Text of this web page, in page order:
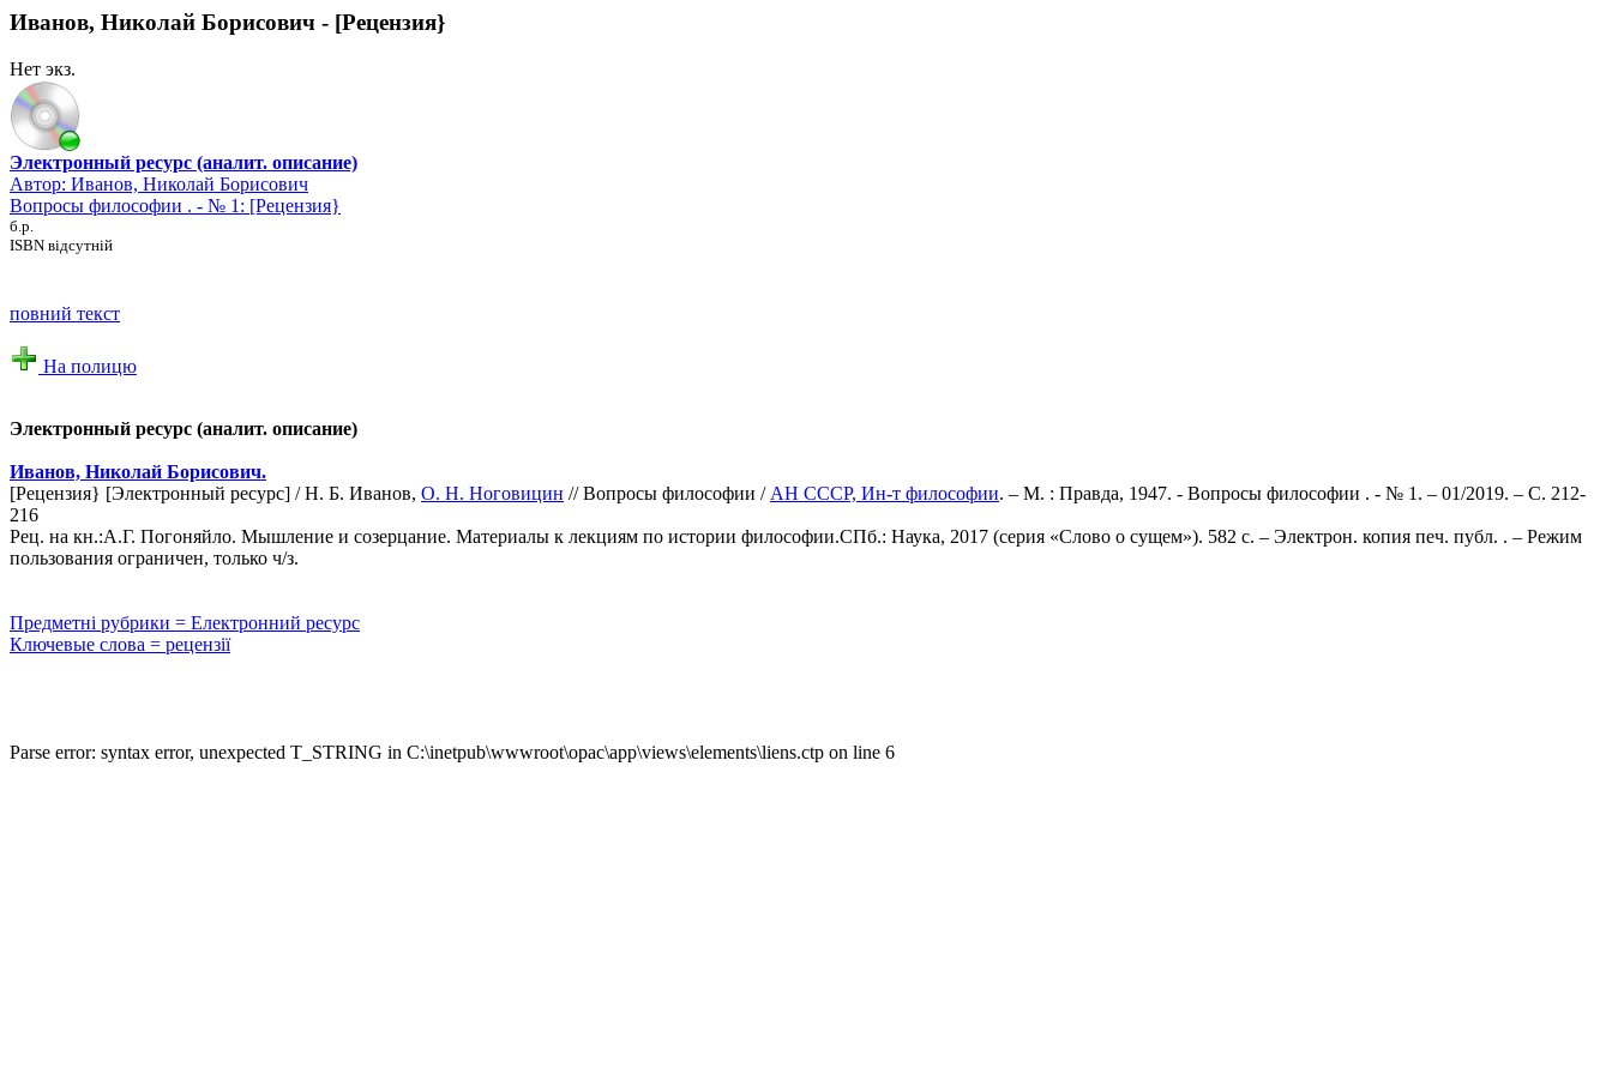
Иванов, Николай Борисович - [Рецензия}
Нет экз.
Электронный ресурс (аналит. описание)
Автор: Иванов, Николай Борисович
Вопросы философии . - № 1: [Рецензия}
б.р.
ISBN відсутній
повний текст
На полицю
Электронный ресурс (аналит. описание)
Иванов, Николай Борисович.
[Рецензия} [Электронный ресурс] / Н. Б. Иванов, О. Н. Ноговицин // Вопросы философии / АН СССР, Ин-т философии. – М. : Правда, 1947. - Вопросы философии . - № 1. – 01/2019. – С. 212-
216
Рец. на кн.:А.Г. Погоняйло. Мышление и созерцание. Материалы к лекциям по истории философии.СПб.: Наука, 2017 (серия «Слово о сущем»). 582 с. – Электрон. копия печ. публ. . – Режим
пользования ограничен, только ч/з.
Предметні рубрики = Електронний ресурс
Ключевые слова = рецензії
Parse error: syntax error, unexpected T_STRING in C:\inetpub\wwwroot\opac\app\views\elements\liens.ctp on line 6